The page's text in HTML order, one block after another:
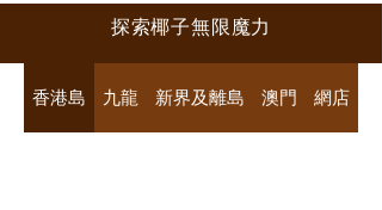
探索椰子無限魔力
香港島 九龍 新界及離島 澳門 網店